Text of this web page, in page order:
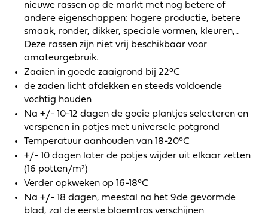
nieuwe rassen op de markt met nog betere of
andere eigenschappen: hogere productie, betere
smaak, ronder, dikker, speciale vormen, kleuren,..
Deze rassen zijn niet vrij beschikbaar voor
amateurgebruik.
Zaaien in goede zaaigrond bij 22°C
de zaden licht afdekken en steeds voldoende
vochtig houden
Na +/- 10-12 dagen de goeie plantjes selecteren en
verspenen in potjes met universele potgrond
Temperatuur aanhouden van 18-20°C
+/- 10 dagen later de potjes wijder uit elkaar zetten
(16 potten/m²)
Verder opkweken op 16-18°C
Na +/- 18 dagen, meestal na het 9de gevormde
blad, zal de eerste bloemtros verschijnen